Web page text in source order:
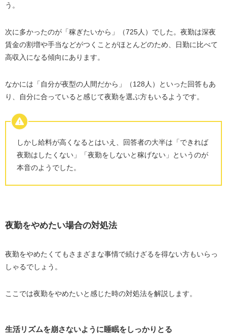
う。
次に多かったのが「稼ぎたいから」（725人）でした。夜勤は深夜
賃金の割増や手当などがつくことがほとんどのため、日勤に比べて
高収入になる傾向にあります。
なかには「自分が夜型の人間だから」（128人）といった回答もあ
り、自分に合っていると感じて夜勤を選ぶ方もいるようです。
しかし給料が高くなるとはいえ、回答者の大半は「できれば
夜勤はしたくない」「夜勤をしないと稼げない」というのが
本音のようでした。
夜勤をやめたい場合の対処法
夜勤をやめたくてもさまざまな事情で続けざるを得ない方もいらっ
しゃるでしょう。
ここでは夜勤をやめたいと感じた時の対処法を解説します。
生活リズムを崩さないように睡眠をしっかりとる